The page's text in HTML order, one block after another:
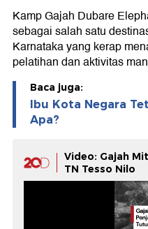
Kamp Gajah Dubare
sebagai salah satu
Karnataka yang kerap
pelatihan dan aktivitas
Baca juga:
Ibu Kota Negara
Apa?
Video: Gajah
TN Tesso Nilo